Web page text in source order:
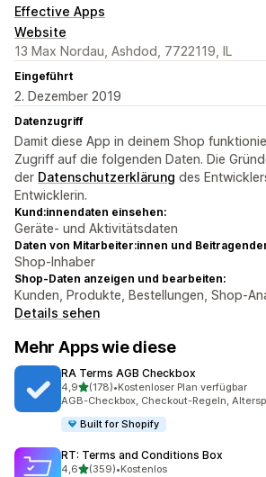
Effective Apps
Website
13 Max Nordau, Ashdod, 7722119, IL
Eingeführt
2. Dezember 2019
Datenzugriff
Damit diese App in deinem Shop
Zugriff auf die folgenden Daten. Die
der Datenschutzerklärung des
Entwicklerin.
Kund:innendaten einsehen:
Geräte- und Aktivitätsdaten
Daten von Mitarbeiter:innen und
Shop-Inhaber
Shop-Daten anzeigen und bearbeiten:
Kunden, Produkte, Bestellungen, Shop-
Details sehen
Mehr Apps wie diese
RA Terms AGB Checkbox
4,9von 5 Sternen
(178)
178 Rezensionen insgesamt
•Kostenloser Plan verfügbar
AGB-Checkbox, Checkout-Regeln,
Built for Shopify
RT: Terms and Conditions Box
4,6von 5 Sternen
(359)•Kostenlos